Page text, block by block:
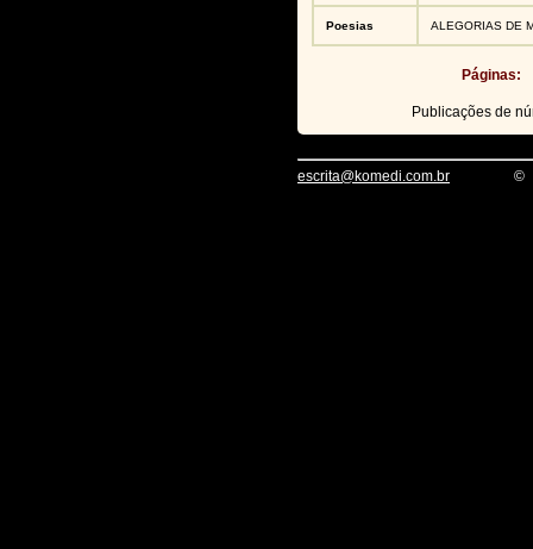
Poesias ALEGORIAS DE
Páginas:
Publicações de
escrita@komedi.com.br ©